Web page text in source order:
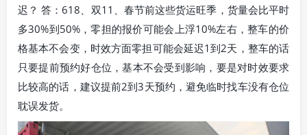
迟？ 答：618、双11、春节前这些货运旺季，货量会比平时
多30%到50%，零担的报价可能会上浮10%左右，整车的价
格基本不会变，时效方面零担可能会延迟1到2天，整车的话
只要提前预约好仓位，基本不会受到影响，要是对时效要求
比较高的话，建议提前2到3天预约，避免临时找车没有仓位
耽误发货。